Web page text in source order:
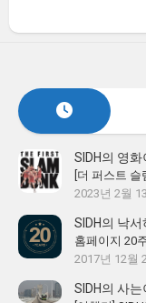
SIDH의 영화
[더 퍼스트
2023년 2월
SIDH의 낙서
홈페이지 20
2017년 12월
SIDH의 사는